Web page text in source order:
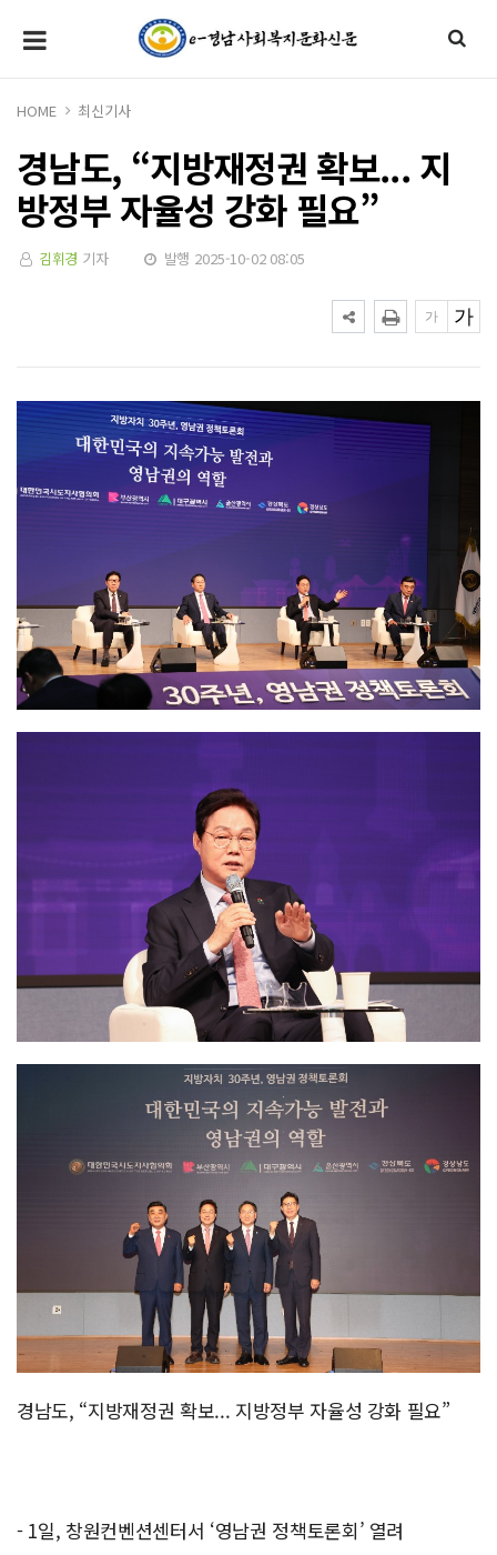
HOME 최신기사
경남도, “지방재정권 확보... 지
방정부 자율성 강화 필요”
김휘경 기자 발행 2025-10-02 08:05
경남도, “지방재정권 확보... 지방정부 자율성 강화 필요”
- 1일, 창원컨벤션센터서 ‘영남권 정책토론회’ 열려